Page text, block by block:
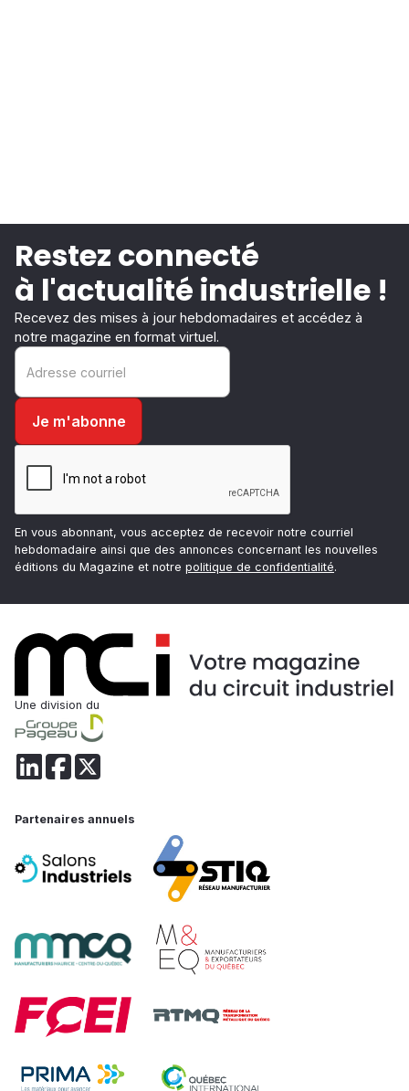
Restez connecté
à l'actualité industrielle !
Recevez des mises à jour hebdomadaires et accédez à
notre magazine en format virtuel.
En vous abonnant, vous acceptez de recevoir notre courriel
hebdomadaire ainsi que des annonces concernant les nouvelles
éditions du Magazine et notre politique de confidentialité.
Une division du
Partenaires annuels